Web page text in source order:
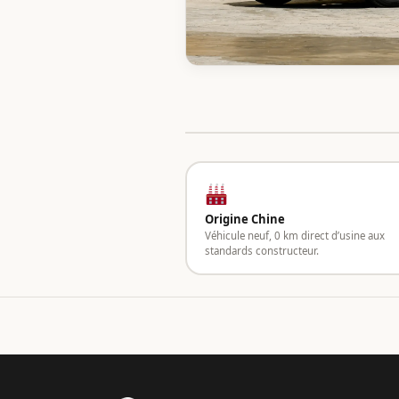
Origine Chine
Véhicule neuf, 0 km direct d’usine aux
standards constructeur.